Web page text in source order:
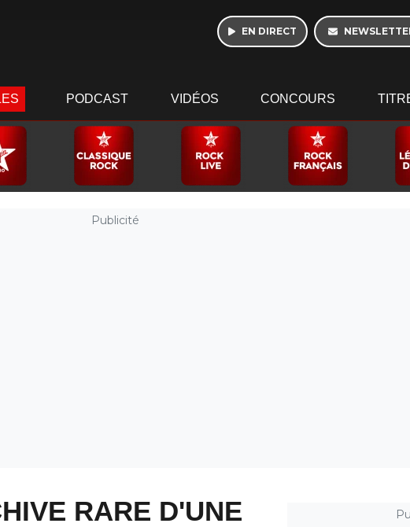
EN DIRECT
PODCAST VIDÉOS CONCOURS
Publicité
RARE D'UNE